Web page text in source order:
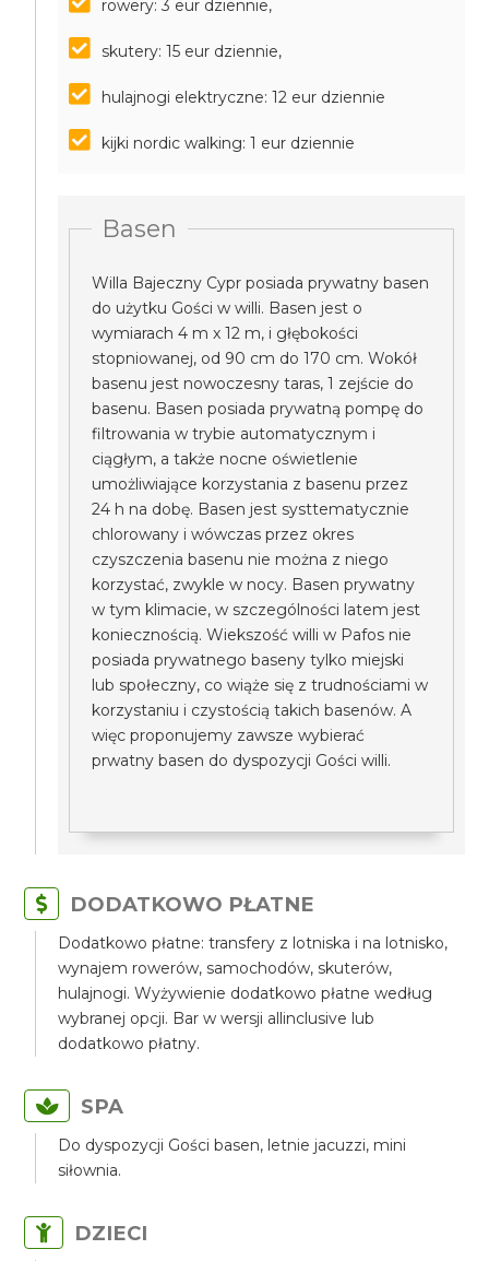
rowery: 3 eur dziennie,
skutery: 15 eur dziennie,
hulajnogi elektryczne: 12 eur dziennie
kijki nordic walking: 1 eur dziennie
Basen
Willa Bajeczny Cypr posiada prywatny basen
do użytku Gości w willi. Basen jest o
wymiarach 4 m x 12 m, i głębokości
stopniowanej, od 90 cm do 170 cm. Wokół
basenu jest nowoczesny taras, 1 zejście do
basenu. Basen posiada prywatną pompę do
filtrowania w trybie automatycznym i
ciągłym, a także nocne oświetlenie
umożliwiające korzystania z basenu przez
24 h na dobę. Basen jest systtematycznie
chlorowany i wówczas przez okres
czyszczenia basenu nie można z niego
korzystać, zwykle w nocy. Basen prywatny
w tym klimacie, w szczególności latem jest
koniecznością. Wiekszość willi w Pafos nie
posiada prywatnego baseny tylko miejski
lub społeczny, co wiąże się z trudnościami w
korzystaniu i czystością takich basenów. A
więc proponujemy zawsze wybierać
prwatny basen do dyspozycji Gości willi.
DODATKOWO PŁATNE
Dodatkowo płatne: transfery z lotniska i na lotnisko,
wynajem rowerów, samochodów, skuterów,
hulajnogi. Wyżywienie dodatkowo płatne według
wybranej opcji. Bar w wersji allinclusive lub
dodatkowo płatny.
SPA
Do dyspozycji Gości basen, letnie jacuzzi, mini
siłownia.
DZIECI